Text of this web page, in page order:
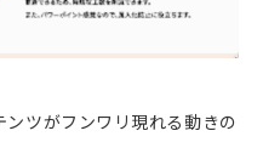
ツがフンワリ現れる動きの